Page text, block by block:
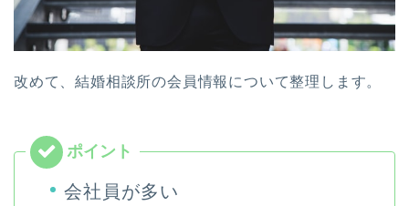
改めて、結婚相談所の会員情報について整理します。
会社員が多い